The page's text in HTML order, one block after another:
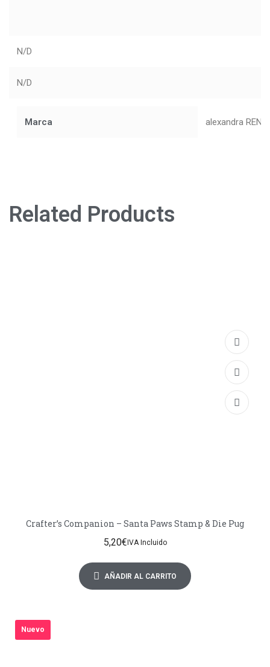
N/D
N/D
Marca alexandra
Related Products
Crafter’s Companion – Santa Paws Stamp & Die Pug
5,20€ IVA Incluido
AÑADIR AL CARRITO
Nuevo